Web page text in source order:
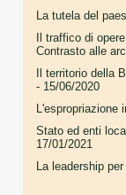
La tutela del
Il traffico di
Contrasto alle
Il territorio della
- 15/06/2020
L'espropriazione
Stato ed enti
17/01/2021
La leadership